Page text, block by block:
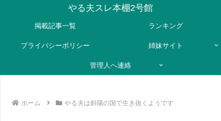
やる夫スレ本棚2号館
掲載記事一覧 ランキング
プライバシーポリシー 姉妹サイト
管理人へ連絡
ホーム やる夫は斜陽の国で生き抜くようです